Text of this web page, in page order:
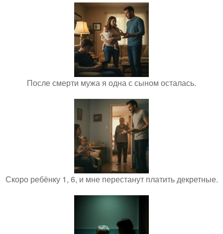
После смерти мужа я одна с сыном осталась.
Скоро ребёнку 1, 6, и мне перестанут платить декретные.